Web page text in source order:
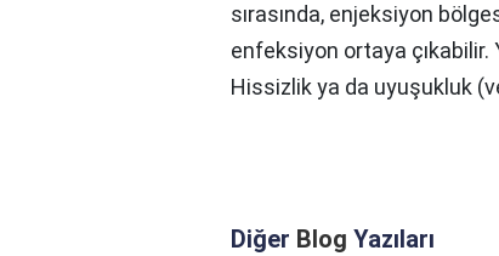
sırasında, enjeksiyon
enfeksiyon ortaya
Hissizlik ya da uyuşukluk
Diğer Blog Yazıları